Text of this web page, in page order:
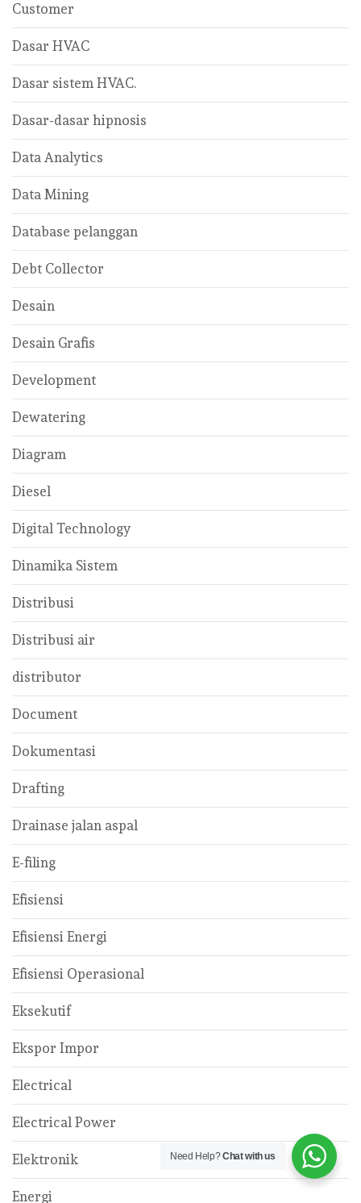
Customer
Dasar HVAC
Dasar sistem HVAC.
Dasar-dasar hipnosis
Data Analytics
Data Mining
Database pelanggan
Debt Collector
Desain
Desain Grafis
Development
Dewatering
Diagram
Diesel
Digital Technology
Dinamika Sistem
Distribusi
Distribusi air
distributor
Document
Dokumentasi
Drafting
Drainase jalan aspal
E-filing
Efisiensi
Efisiensi Energi
Efisiensi Operasional
Eksekutif
Ekspor Impor
Electrical
Electrical Power
Elektronik
Energi
Need Help?Chat with us